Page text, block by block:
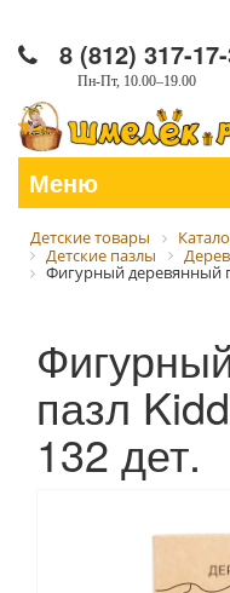
8 (812) 317-
Пн-Пт, 10.00–19.00
Меню
Детские товары
Детские пазлы
Фигурный деревянный
пазл
132 дет.